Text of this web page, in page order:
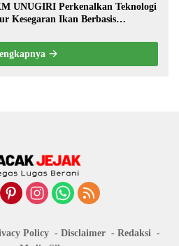
UNUGIRI Perkenalkan Teknologi
Kesegaran Ikan Berbasis
Policy Disclaimer
Redaksi